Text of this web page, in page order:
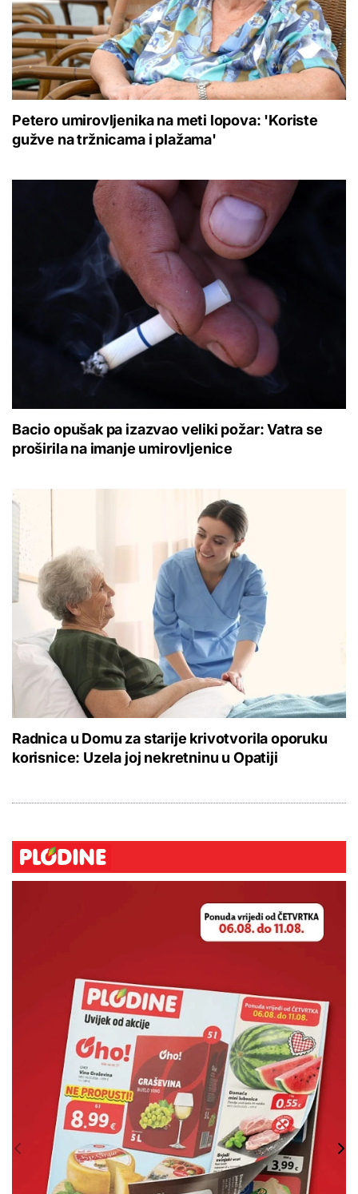
Petero umirovljenika na meti lopova: 'Koriste
gužve na tržnicama i plažama'
Bacio opušak pa izazvao veliki požar: Vatra se
proširila na imanje umirovljenice
Radnica u Domu za starije krivotvorila oporuku
korisnice: Uzela joj nekretninu u Opatiji